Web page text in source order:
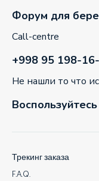
Форум для
Call-centre
+998 95 198-
Не нашли то что
Трекинг заказа
F.A.Q.